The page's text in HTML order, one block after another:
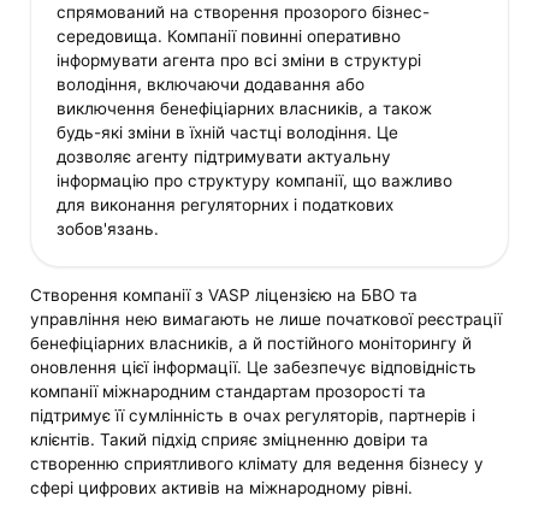
спрямований на створення прозорого бізнес-
середовища. Компанії повинні оперативно
інформувати агента про всі зміни в структурі
володіння, включаючи додавання або
виключення бенефіціарних власників, а також
будь-які зміни в їхній частці володіння. Це
дозволяє агенту підтримувати актуальну
інформацію про структуру компанії, що важливо
для виконання регуляторних і податкових
зобов'язань.
Створення компанії з VASP ліцензією на БВО та
управління нею вимагають не лише початкової реєстрації
бенефіціарних власників, а й постійного моніторингу й
оновлення цієї інформації. Це забезпечує відповідність
компанії міжнародним стандартам прозорості та
підтримує її сумлінність в очах регуляторів, партнерів і
клієнтів. Такий підхід сприяє зміцненню довіри та
створенню сприятливого клімату для ведення бізнесу у
сфері цифрових активів на міжнародному рівні.